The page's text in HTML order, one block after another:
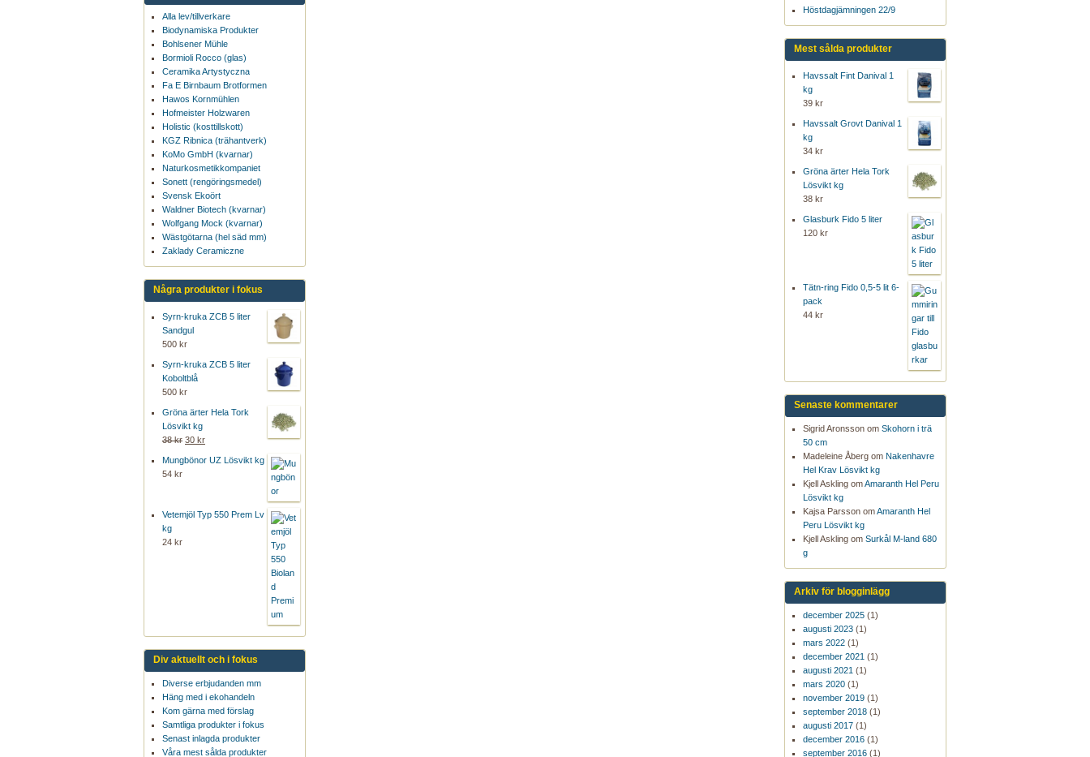
Höstdagjämningen 22/9
Mest sålda produkter
Havssalt Fint Danival 1
kg
39 kr
Havssalt Grovt Danival 1
kg
34 kr
Gröna ärter Hela Tork
Lösvikt kg
38 kr
Glasburk Fido 5 liter
120 kr
Tätn-ring Fido 0,5-5 lit 6-
pack
44 kr
Senaste kommentarer
Sigrid Aronsson om Skohorn i trä
50 cm
Madeleine Åberg om Nakenhavre
Hel Krav Lösvikt kg
Kjell Askling omAmaranth Hel Peru
Lösvikt kg
Kajsa Parsson omAmaranth Hel
Peru Lösvikt kg
Kjell Askling om Surkål M-land 680
g
Arkiv för blogginlägg
december 2025 (1)
augusti 2023 (1)
mars 2022 (1)
december 2021 (1)
augusti 2021 (1)
mars 2020 (1)
november 2019 (1)
september 2018 (1)
augusti 2017 (1)
december 2016 (1)
september 2016 (1)
Alla lev/tillverkare
Biodynamiska Produkter
Bohlsener Mühle
Bormioli Rocco (glas)
Ceramika Artystyczna
Fa E Birnbaum Brotformen
Hawos Kornmühlen
Hofmeister Holzwaren
Holistic (kosttillskott)
KGZ Ribnica (trähantverk)
KoMo GmbH (kvarnar)
Naturkosmetikkompaniet
Sonett (rengöringsmedel)
Svensk Ekoört
Waldner Biotech (kvarnar)
Wolfgang Mock (kvarnar)
Wästgötarna (hel säd mm)
Zaklady Ceramiczne
Några produkter i fokus
Syrn-kruka ZCB 5 liter
Sandgul
500 kr
Syrn-kruka ZCB 5 liter
Koboltblå
500 kr
Gröna ärter Hela Tork
Lösvikt kg
38 kr 30 kr
Mungbönor UZ Lösvikt kg
54 kr
Vetemjöl Typ 550 Prem Lv
kg
24 kr
Div aktuellt och i fokus
Diverse erbjudanden mm
Häng med i ekohandeln
Kom gärna med förslag
Samtliga produkter i fokus
Senast inlagda produkter
Våra mest sålda produkter